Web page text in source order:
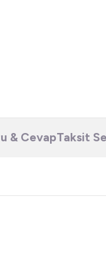
& CevapTaksit